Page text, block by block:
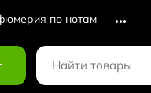
по нотам